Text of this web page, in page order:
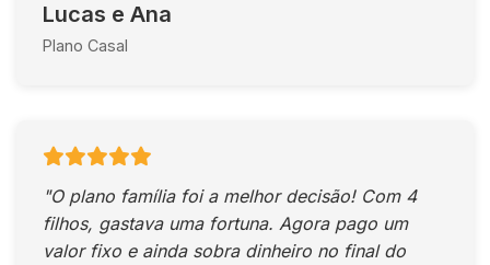
Lucas e Ana
Plano Casal
"O plano família foi a melhor decisão! Com 4
filhos, gastava uma fortuna. Agora pago um
valor fixo e ainda sobra dinheiro no final do